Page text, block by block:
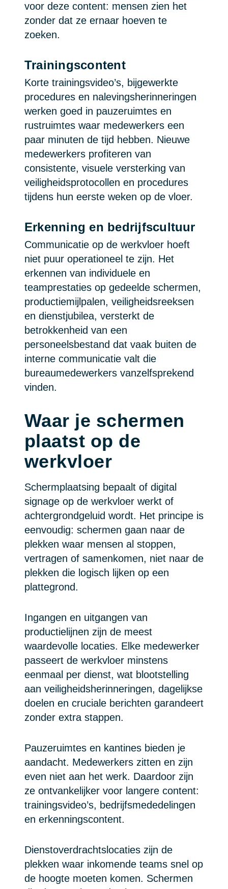
voor deze content: mensen zien het
zonder dat ze ernaar hoeven te
zoeken.
Trainingscontent
Korte trainingsvideo’s, bijgewerkte
procedures en nalevingsherinneringen
werken goed in pauzeruimtes en
rustruimtes waar medewerkers een
paar minuten de tijd hebben. Nieuwe
medewerkers profiteren van
consistente, visuele versterking van
veiligheidsprotocollen en procedures
tijdens hun eerste weken op de vloer.
Erkenning en bedrijfscultuur
Communicatie op de werkvloer hoeft
niet puur operationeel te zijn. Het
erkennen van individuele en
teamprestaties op gedeelde schermen,
productiemijlpalen, veiligheidsreeksen
en dienstjubilea, versterkt de
betrokkenheid van een
personeelsbestand dat vaak buiten de
interne communicatie valt die
bureaumedewerkers vanzelfsprekend
vinden.
Waar je schermen
plaatst op de
werkvloer
Schermplaatsing bepaalt of digital
signage op de werkvloer werkt of
achtergrondgeluid wordt. Het principe is
eenvoudig: schermen gaan naar de
plekken waar mensen al stoppen,
vertragen of samenkomen, niet naar de
plekken die logisch lijken op een
plattegrond.
Ingangen en uitgangen van
productielijnen zijn de meest
waardevolle locaties. Elke medewerker
passeert de werkvloer minstens
eenmaal per dienst, wat blootstelling
aan veiligheidsherinneringen, dagelijkse
doelen en cruciale berichten garandeert
zonder extra stappen.
Pauzeruimtes en kantines bieden je
aandacht. Medewerkers zitten en zijn
even niet aan het werk. Daardoor zijn
ze ontvankelijker voor langere content:
trainingsvideo’s, bedrijfsmededelingen
en erkenningscontent.
Dienstoverdrachtslocaties zijn de
plekken waar inkomende teams snel op
de hoogte moeten komen. Schermen